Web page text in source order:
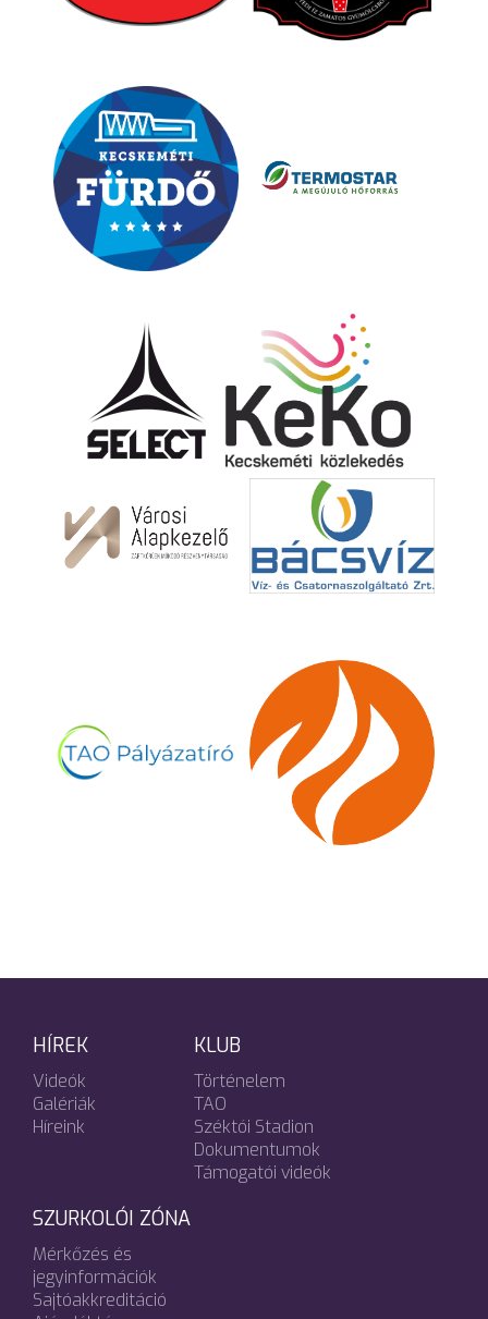
HÍREK
Videók
Galériák
Híreink
KLUB
Történelem
TAO
Széktói Stadion
Dokumentumok
Támogatói videók
SZURKOLÓI ZÓNA
Mérkőzés és
jegyinformációk
Sajtóakkreditáció